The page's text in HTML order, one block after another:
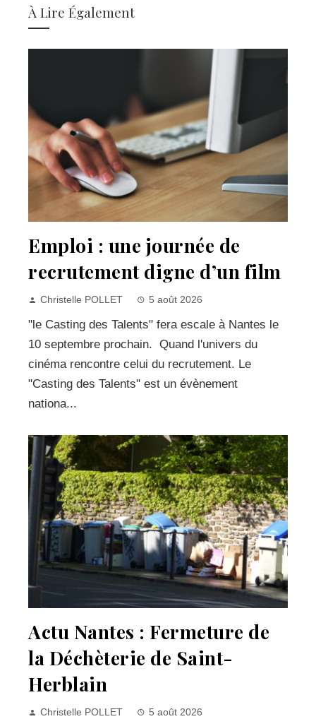
À Lire Également
Emploi : une journée de
recrutement digne d’un film
Christelle POLLET 5 août 2026
"le Casting des Talents" fera escale à Nantes le
10 septembre prochain. Quand l'univers du
cinéma rencontre celui du recrutement. Le
"Casting des Talents" est un évènement
nationa...
Actu Nantes : Fermeture de
la Déchèterie de Saint-
Herblain
Christelle POLLET 5 août 2026